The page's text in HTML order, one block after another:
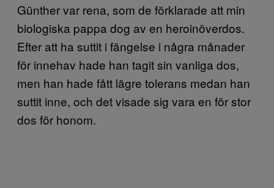
Günther var rena, som de förklarade att min
biologiska pappa dog av en heroinöverdos.
Efter att ha suttit i fängelse i några månader
för innehav hade han tagit sin vanliga dos,
men han hade fått lägre tolerans medan han
suttit inne, och det visade sig vara en för stor
dos för honom.